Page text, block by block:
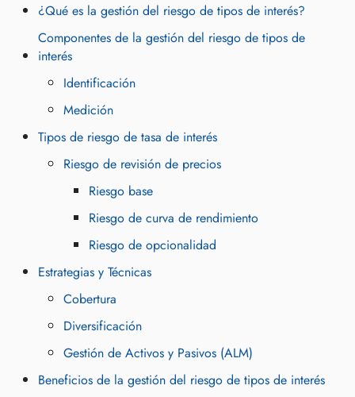
¿Qué es la gestión del riesgo de tipos de interés?
Componentes de la gestión del riesgo de tipos de
interés
Identificación
Medición
Tipos de riesgo de tasa de interés
Riesgo de revisión de precios
Riesgo base
Riesgo de curva de rendimiento
Riesgo de opcionalidad
Estrategias y Técnicas
Cobertura
Diversificación
Gestión de Activos y Pasivos (ALM)
Beneficios de la gestión del riesgo de tipos de interés